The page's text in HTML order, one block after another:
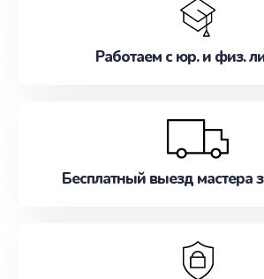
Работаем с юр. и физ.
Бесплатный выезд мастера